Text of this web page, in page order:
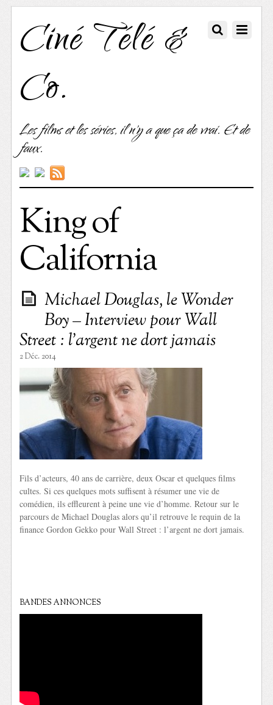
Ciné Télé &
Co.
Les films et les séries, il n'y a que ça de vrai. Et de
faux.
King of
California
Michael Douglas, le Wonder
Boy – Interview pour Wall
Street : l’argent ne dort jamais
2 Déc. 2014
Fils d’acteurs, 40 ans de carrière, deux Oscar et quelques films
cultes. Si ces quelques mots suffisent à résumer une vie de
comédien, ils effleurent à peine une vie d’homme. Retour sur le
parcours de Michael Douglas alors qu’il retrouve le requin de la
finance Gordon Gekko pour Wall Street : l’argent ne dort jamais.
BANDES ANNONCES